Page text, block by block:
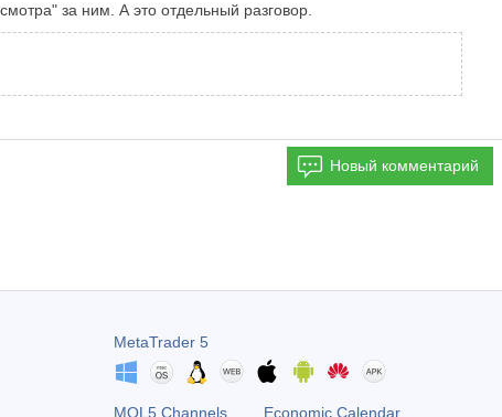
за ним. А это отдельный разговор.
Новый комментарий
MetaTrader 5
MQL5 Channels Economic Calendar